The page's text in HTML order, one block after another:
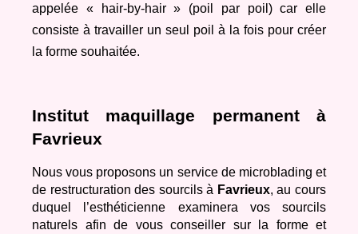
appelée « hair-by-hair » (poil par poil) car elle
consiste à travailler un seul poil à la fois pour créer
la forme souhaitée.
Institut maquillage permanent à
Favrieux
Nous vous proposons un service de microblading et
de restructuration des sourcils à Favrieux, au cours
duquel l’esthéticienne examinera vos sourcils
naturels afin de vous conseiller sur la forme et